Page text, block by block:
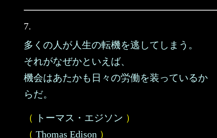
7.
多くの人が人生の転機を逃してしまう。
それがなぜかといえば、
機会はあたかも日々の労働を装っているか
らだ。
（ トーマス・エジソン ）
（ Thomas Edison ）